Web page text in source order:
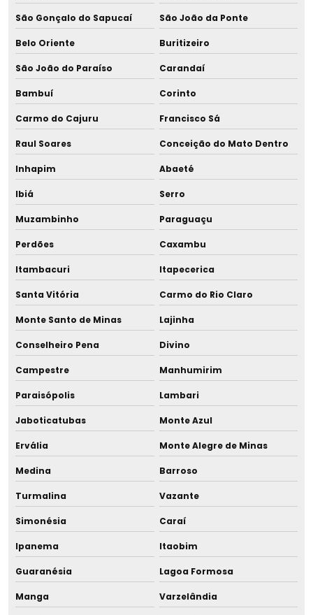
Frasco para pasteurização
Frasquinho para leite humano
Galheteiro de inox
Galheteiro com suporte
Implantação de sala de apoio à amamentação
Kit aleitamento materno
Kit medela
Kit ordenhadeira
Kit tira leite
Lavador de pipetas
Mama para demonstração
Mama didática
Mama para ensino
Mama reborn
Mama de silicone
Mama para simulação
Mama para treinamento
Massa para tubo capilar
Massinha para tubo capilar
Matern milk
São Gonçalo do Sapucaí São João da Ponte
Belo Oriente Buritizeiro
São João do Paraíso Carandaí
Bambuí Corinto
Carmo do Cajuru Francisco Sá
Raul Soares Conceição do Mato Dentro
Inhapim Abaeté
Ibiá Serro
Muzambinho Paraguaçu
Perdões Caxambu
Itambacuri Itapecerica
Santa Vitória Carmo do Rio Claro
Monte Santo de Minas Lajinha
Conselheiro Pena Divino
Campestre Manhumirim
Paraisópolis Lambari
Jaboticatubas Monte Azul
Ervália Monte Alegre de Minas
Medina Barroso
Turmalina Vazante
Simonésia Caraí
Ipanema Itaobim
Guaranésia Lagoa Formosa
Manga Varzelândia